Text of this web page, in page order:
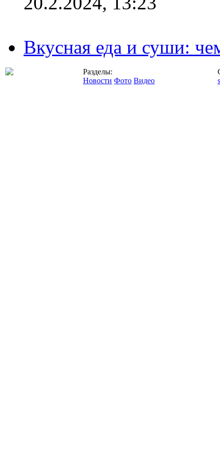
Вкусная еда и суши:
Разделы:
Новости Фото Видео